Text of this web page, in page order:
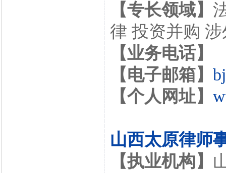
【专长领域】
律 投资并购
【业务电话】
【电子邮箱】
【个人网址】
山西太原律师
【执业机构】